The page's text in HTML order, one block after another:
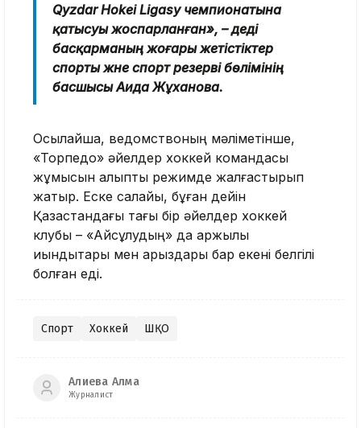
Qyzdar Hokei Ligasy чемпионатына
қатысуы жоспарланған», – деді
басқарманың жоғары жетістіктер
спорты және спорт резерві бөлімінің
басшысы Аида Жұханова.
Осылайша, ведомствоның мәліметінше,
«Торпедо» әйелдер хоккей командасы
жұмысын қалыпты режимде жалғастырып
жатыр. Еске салайық, бұған дейін
Қазақстандағы тағы бір әйелдер хоккей
клубы – «Айсұлудың» да қаржылық
қиындықтары мен қарыздары бар екені белгілі
болған еді.
Спорт Хоккей ШҚО
Алиева Алма
Журналист